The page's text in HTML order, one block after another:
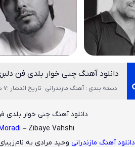
دانلود آهنگ چنی خوار بلدی فن
دسته بندی : آهنگ مازندرانی تاریخ انتشار :7 شهریور 1404
دانلود آهنگ چنی خوار بلدی
– Zibaye Vahshi
دانلود آهنگ مازندرانی وحید مرادی به نام